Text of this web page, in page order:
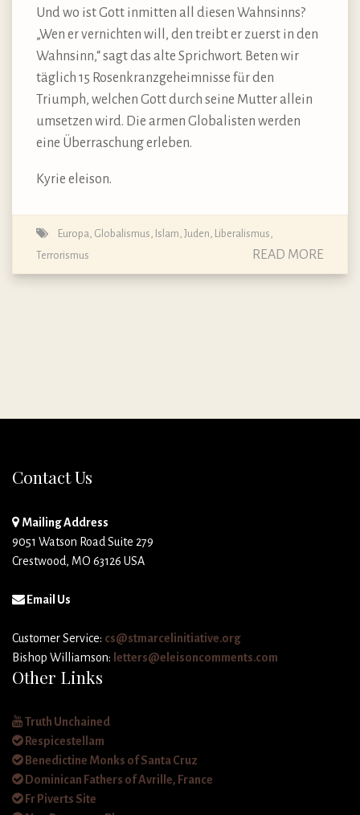
Und wo ist Gott inmitten all diesen Wahnsinns?
„Wen er vernichten will, den treibt er zuerst in den
Wahnsinn,“ sagt das alte Sprichwort. Beten wir
täglich 15 Rosenkranzgeheimnisse für den
Triumph, welchen Gott durch seine Mutter allein
umsetzen wird. Die armen Globalisten werden
eine Überraschung erleben.
Kyrie eleison.
Europa, Globalismus, Islam, Juden, Liberalismus,
Terrorismus
READ MORE
Contact Us
Mailing Address
9051 Watson Road Suite 279
Crestwood, MO 63126 USA
Email Us
Customer Service: cs@stmarcelinitiative.org
Bishop Williamson: letters@eleisoncomments.com
Other Links
Truth Unchained
Respicestellam
Benedictine Monks of Santa Cruz
Dominican Fathers of Avrille, France
Fr Piverts Site